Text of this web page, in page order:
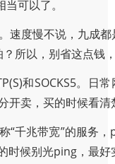
可以了。
速度慢不说，九成
所以，别省这点钱
和SOCKS5。日
开卖，买的时候看清
“千兆带宽”的服务
时候别光ping，最